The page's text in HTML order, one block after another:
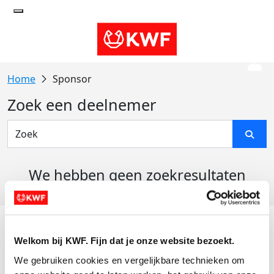
Welkom bij KWF. Fijn dat je onze website bezoekt.
We gebruiken cookies en vergelijkbare technieken om
Sponsor
Zoek een deelnemer
We hebben geen zoekresultaten
Actiematerialen
Evenementen